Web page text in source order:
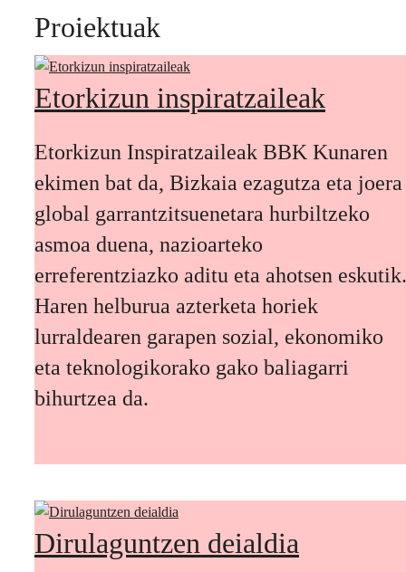
Proiektuak
Etorkizun inspiratzaileak
Etorkizun Inspiratzaileak BBK Kunaren
ekimen bat da, Bizkaia ezagutza eta joera
global garrantzitsuenetara hurbiltzeko
asmoa duena, nazioarteko
erreferentziazko aditu eta ahotsen eskutik.
Haren helburua azterketa horiek
lurraldearen garapen sozial, ekonomiko
eta teknologikorako gako baliagarri
bihurtzea da.
Dirulaguntzen deialdia